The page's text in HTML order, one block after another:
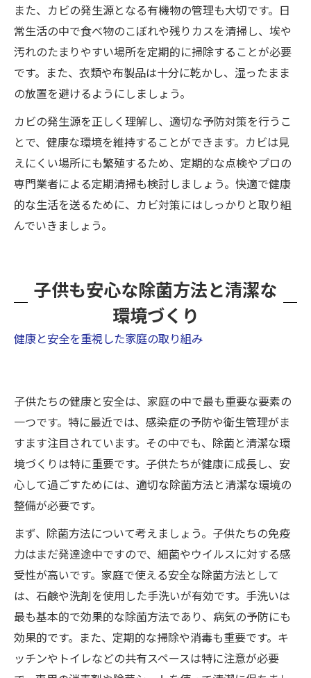
また、カビの発生源となる有機物の管理も大切です。日
常生活の中で食べ物のこぼれや残りカスを清掃し、埃や
汚れのたまりやすい場所を定期的に掃除することが必要
です。また、衣類や布製品は十分に乾かし、湿ったまま
の放置を避けるようにしましょう。
カビの発生源を正しく理解し、適切な予防対策を行うこ
とで、健康な環境を維持することができます。カビは見
えにくい場所にも繁殖するため、定期的な点検やプロの
専門業者による定期清掃も検討しましょう。快適で健康
的な生活を送るために、カビ対策にはしっかりと取り組
んでいきましょう。
子供も安心な除菌方法と清潔な
環境づくり
健康と安全を重視した家庭の取り組み
子供たちの健康と安全は、家庭の中で最も重要な要素の
一つです。特に最近では、感染症の予防や衛生管理がま
すます注目されています。その中でも、除菌と清潔な環
境づくりは特に重要です。子供たちが健康に成長し、安
心して過ごすためには、適切な除菌方法と清潔な環境の
整備が必要です。
まず、除菌方法について考えましょう。子供たちの免疫
力はまだ発達途中ですので、細菌やウイルスに対する感
受性が高いです。家庭で使える安全な除菌方法として
は、石鹸や洗剤を使用した手洗いが有効です。手洗いは
最も基本的で効果的な除菌方法であり、病気の予防にも
効果的です。また、定期的な掃除や消毒も重要です。キ
ッチンやトイレなどの共有スペースは特に注意が必要